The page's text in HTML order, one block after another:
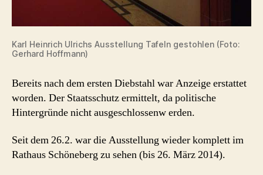
Karl Heinrich Ulrichs Ausstellung Tafeln gestohlen (Foto:
Gerhard Hoffmann)
Bereits nach dem ersten Diebstahl war Anzeige erstattet
worden. Der Staatsschutz ermittelt, da politische
Hintergründe nicht ausgeschlossenw erden.
Seit dem 26.2. war die Ausstellung wieder komplett im
Rathaus Schöneberg zu sehen (bis 26. März 2014).